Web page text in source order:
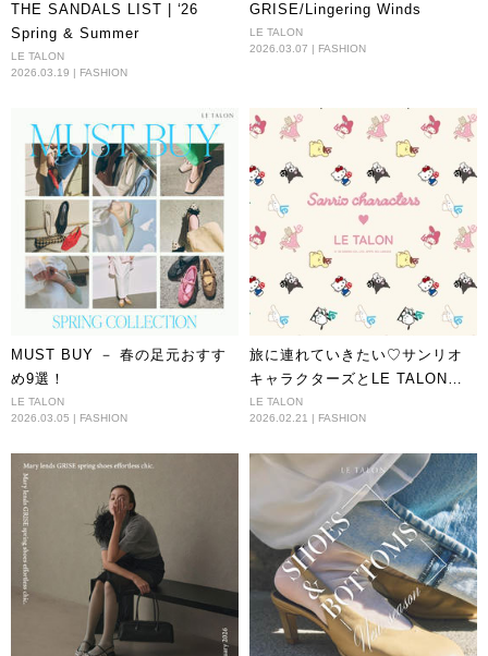
THE SANDALS LIST | ‘26
Spring & Summer
LE TALON
2026.03.19 | FASHION
GRISE/Lingering Winds
LE TALON
2026.03.07 | FASHION
MUST BUY － 春の足元おすす
め9選！
LE TALON
2026.03.05 | FASHION
旅に連れていきたい♡サンリオ
キャラクターズとLE TALONの
スペシャルコラボレーション
LE TALON
2026.02.21 | FASHION